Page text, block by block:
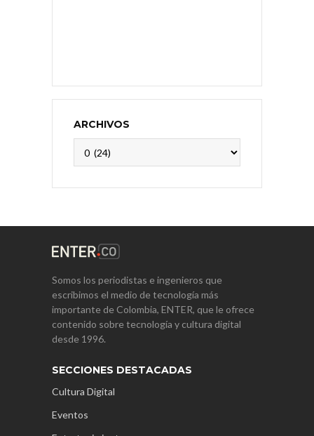
ARCHIVOS
Somos los periodistas e ingenieros que
escribimos el medio de tecnología más
importante de Colombia, ENTER, que le ofrece
contenido sobre tecnología y cultura digital
desde 1996.
SECCIONES DESTACADAS
Cultura Digital
Eventos